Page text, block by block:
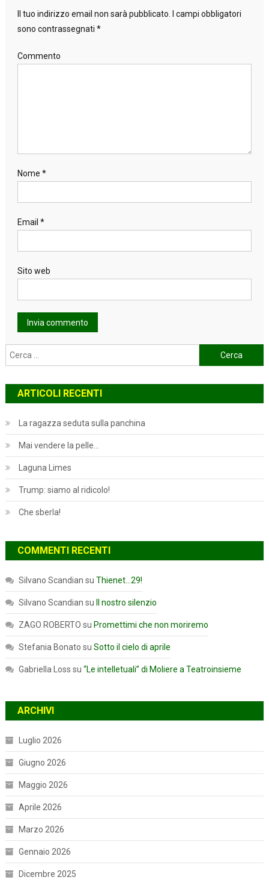
Il tuo indirizzo email non sarà pubblicato.
I campi obbligatori
sono contrassegnati *
Commento
Nome *
Email *
Sito web
Ricerca
per:
ARTICOLI RECENTI
La ragazza seduta sulla panchina
Mai vendere la pelle…
Laguna Limes
Trump: siamo al ridicolo!
Che sberla!
COMMENTI RECENTI
Silvano Scandian su Thienet…29!
Silvano Scandian su Il nostro silenzio
ZAGO ROBERTO su Promettimi che non moriremo
Stefania Bonato su Sotto il cielo di aprile
Gabriella Loss su “Le intelletuali” di Moliere a Teatroinsieme
ARCHIVI
Luglio 2026
Giugno 2026
Maggio 2026
Aprile 2026
Marzo 2026
Gennaio 2026
Dicembre 2025